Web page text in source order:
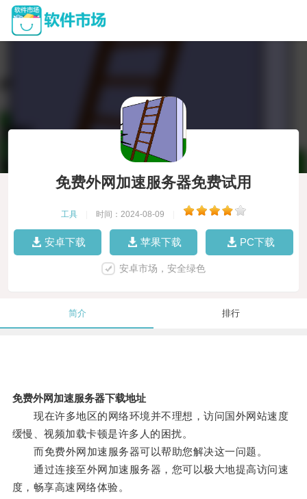
免费外网加速服务器免费试用
工具 时间：2024-08-09
安卓下载 苹果下载 PC下载
安卓市场，安全绿色
简介 排行
免费外网加速服务器下载地址
现在许多地区的网络环境并不理想，访问国外网站速度
缓慢、视频加载卡顿是许多人的困扰。
而免费外网加速服务器可以帮助您解决这一问题。
通过连接至外网加速服务器，您可以极大地提高访问速
度，畅享高速网络体验。